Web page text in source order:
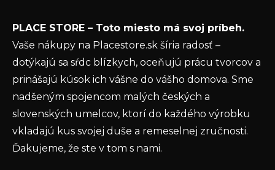
ochrany osobných údajov
PRIHLÁSIŤ SA
PLACE STORE – Toto miesto má svoj príbeh.
Vaše nákupy na Placestore.sk šíria radosť –
dotýkajú sa sŕdc blízkych, oceňujú prácu tvorcov a
prinášajú kúsok ich vášne do vášho domova. Sme
nadšeným spojencom malých českých a
slovenských umelcov, ktorí do každého výrobku
vkladajú kus svojej duše a remeselnej zručnosti.
Ďakujeme, že ste v tom s nami.